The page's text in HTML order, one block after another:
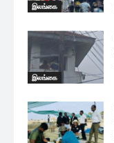
இலங்கை
இலங்கை